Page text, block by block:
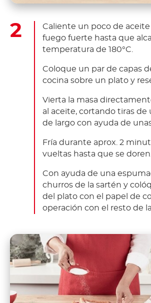
Caliente un poco de
fuego fuerte hasta que
temperatura de 180°C.
Coloque un par de capas
cocina sobre un plato y
Vierta la masa
al aceite, cortando tiras de
de largo con ayuda de
Fría durante aprox. 2
vueltas hasta que se doren.
Con ayuda de una
churros de la sartén y
del plato con el papel de
operación con el resto de la